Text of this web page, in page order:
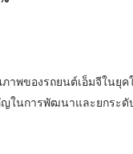
าพของรถยนต์เอ็มจีในยุ
ในการพัฒนาและยกระดั